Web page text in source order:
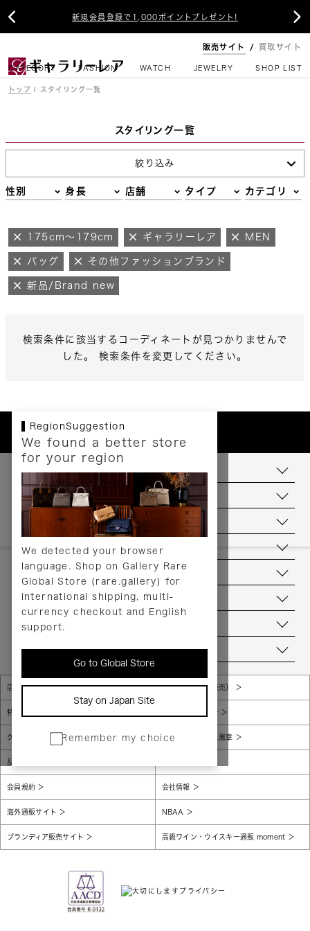
新規会員登録で1,000ポイントプレゼント!
 
販売サイト 買取サイト
CATEGORY FASHION WATCH JEWELRY SHOP LIST
トップ スタイリング一覧
スタイリング一覧
絞り込み
性別 身長 店舗 タイプ カテゴリ
175cm～179cm ギャラリーレア MEN
バッグ その他ファッションブランド
新品/Brand new
検索条件に該当するコーディネートが見つかりませんで
した。 検索条件を変更してください。
RegionSuggestion
We found a better store
for your region
We detected your browser
language. Shop on Gallery Rare
Global Store (rare.gallery) for
international shipping, multi-
currency checkout and English
support.
Go to Global Store
Stay on Japan Site
Remember my choice
お支払いについて
配送について
送料について
返品について
ヘルプ
お問い合わせ
当店について
店舗一覧 販売規約（店頭販売）
特定商取引法に基づく表示 個人情報保護方針
グローバルプライバシーポリシー コンプライアンス憲章
反社会的勢力に対する基本方針
会員規約 会社情報
海外通販サイト NBAA
ブランディア販売サイト 高級ワイン・ウイスキー通販 moment